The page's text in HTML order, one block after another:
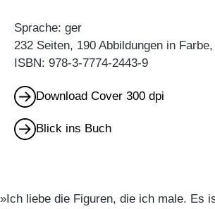
Sprache: ger
232 Seiten, 190 Abbildungen in
ISBN: 978-3-7774-2443-9
Download Cover 300 dpi
Blick ins Buch
»Ich liebe die Figuren, die ich male. Es